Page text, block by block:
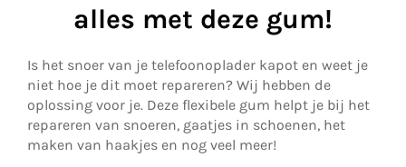
alles met deze gum!
Is het snoer van je telefoonoplader kapot en weet je
niet hoe je dit moet repareren? Wij hebben de
oplossing voor je. Deze flexibele gum helpt je bij het
repareren van snoeren, gaatjes in schoenen, het
maken van haakjes en nog veel meer!